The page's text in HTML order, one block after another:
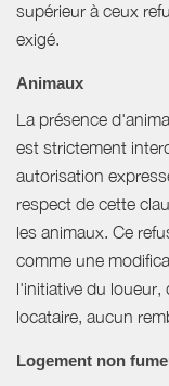
supérieur à ceux
exigé.
Animaux
La présence
est strictement
autorisation
respect de cette
les animaux. Ce
comme une
l'initiative du
locataire, aucun
Logement non